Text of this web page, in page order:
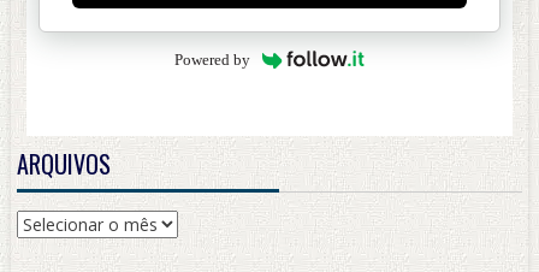
Powered by
ARQUIVOS
Arquivos